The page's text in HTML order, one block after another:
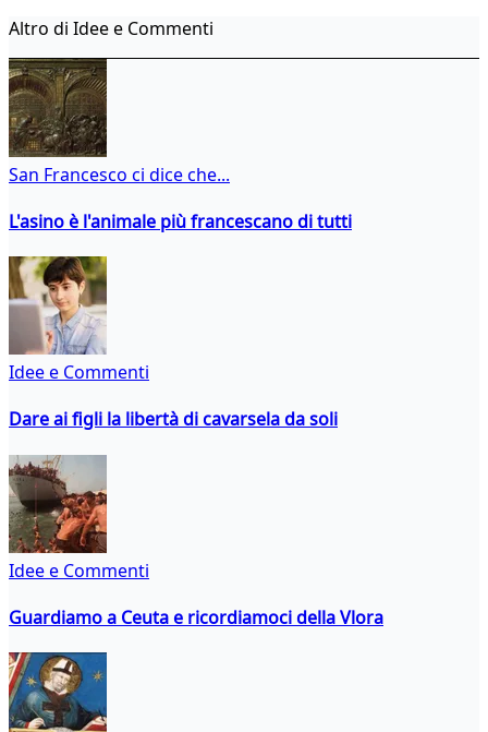
Altro di Idee e Commenti
San Francesco ci dice che...
L'asino è l'animale più francescano di tutti
Idee e Commenti
Dare ai figli la libertà di cavarsela da soli
Idee e Commenti
Guardiamo a Ceuta e ricordiamoci della Vlora